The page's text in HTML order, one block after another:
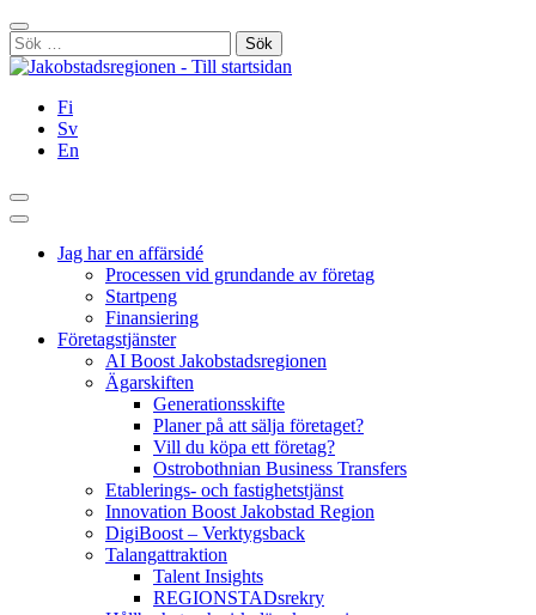
Hoppa
till
innehållet
Stäng
Sök
efter:
Fi
Sv
En
Sök
Huvudmeny
Jag har en affärsidé
Processen vid grundande av företag
Startpeng
Finansiering
Företagstjänster
AI Boost Jakobstadsregionen
Ägarskiften
Generationsskifte
Planer på att sälja företaget?
Vill du köpa ett företag?
Ostrobothnian Business Transfers
Etablerings- och fastighetstjänst
Innovation Boost Jakobstad Region
DigiBoost – Verktygsback
Talangattraktion
Talent Insights
REGIONSTADsrekry